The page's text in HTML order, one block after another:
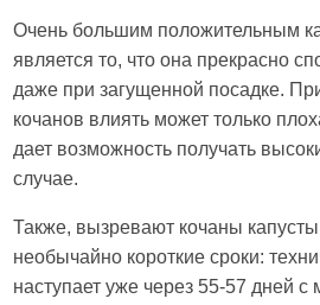
Очень большим положительным
является то, что она прекрасно
даже при загущенной посадке.
кочанов влиять может только
дает возможность получать
случае.
Также, вызревают кочаны
необычайно короткие сроки:
наступает уже через 55-57 дней с